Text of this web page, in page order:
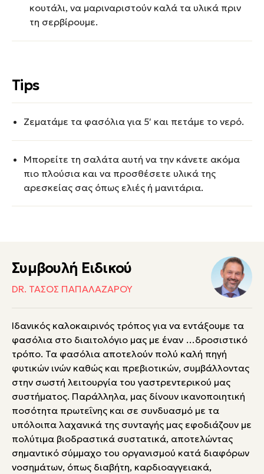
Συμβουλή Ειδικού
DR. ΤΆΣΟΣ ΠΑΠΑΛΑΖΆΡΟΥ
Ιδανικός καλοκαιρινός τρόπος για να εντάξουμε τα
φασόλια στο διαιτολόγιο μας με έναν …δροσιστικό
τρόπο. Τα φασόλια αποτελούν πολύ καλή πηγή
φυτικών ινών καθώς και πρεβιοτικών, συμβάλλοντας
στην σωστή λειτουργία του γαστρεντερικού μας
συστήματος. Παράλληλα, μας δίνουν ικανοποιητική
ποσότητα πρωτεΐνης και σε συνδυασμό με τα
υπόλοιπα λαχανικά της συνταγής μας εφοδιάζουν με
πολύτιμα βιοδραστικά συστατικά, αποτελώντας
σημαντικό σύμμαχο του οργανισμού κατά διαφόρων
νοσημάτων, όπως διαβήτη, καρδιοαγγειακά,
κουτάλι, να μαριναριστούν καλά τα υλικά πριν
τη σερβίρουμε.
Tips
Ζεματάμε τα φασόλια για 5′ και πετάμε το νερό.
Μπορείτε τη σαλάτα αυτή να την κάνετε ακόμα
πιο πλούσια και να προσθέσετε υλικά της
αρεσκείας σας όπως ελιές ή μανιτάρια.